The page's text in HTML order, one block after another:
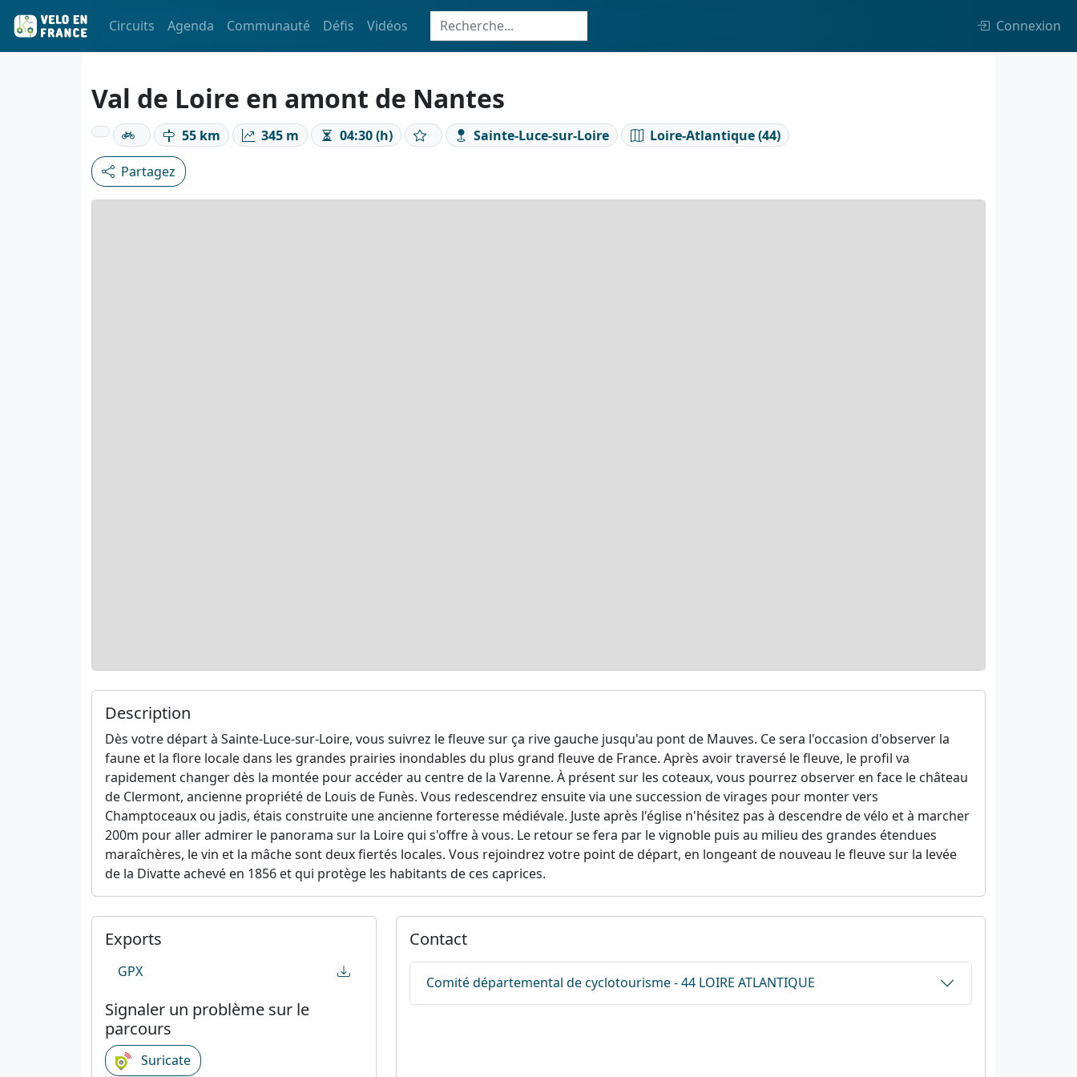
Circuits Agenda Communauté Défis Vidéos Connexion
Val de Loire en amont de Nantes
55 km 345 m 04:30 (h) Sainte-Luce-sur-Loire Loire-Atlantique (44)
Partagez
Description
Dès votre départ à Sainte-Luce-sur-Loire, vous suivrez le fleuve sur ça rive gauche jusqu'au pont de Mauves. Ce sera l'occasion d'observer la
faune et la flore locale dans les grandes prairies inondables du plus grand fleuve de France. Après avoir traversé le fleuve, le profil va
rapidement changer dès la montée pour accéder au centre de la Varenne. À présent sur les coteaux, vous pourrez observer en face le château
de Clermont, ancienne propriété de Louis de Funès. Vous redescendrez ensuite via une succession de virages pour monter vers
Champtoceaux ou jadis, étais construite une ancienne forteresse médiévale. Juste après l'église n'hésitez pas à descendre de vélo et à marcher
200m pour aller admirer le panorama sur la Loire qui s'offre à vous. Le retour se fera par le vignoble puis au milieu des grandes étendues
maraîchères, le vin et la mâche sont deux fiertés locales. Vous rejoindrez votre point de départ, en longeant de nouveau le fleuve sur la levée
de la Divatte achevé en 1856 et qui protège les habitants de ces caprices.
Exports
GPX
Signaler un problème sur le
parcours
Suricate
Contact
Comité départemental de cyclotourisme - 44 LOIRE ATLANTIQUE